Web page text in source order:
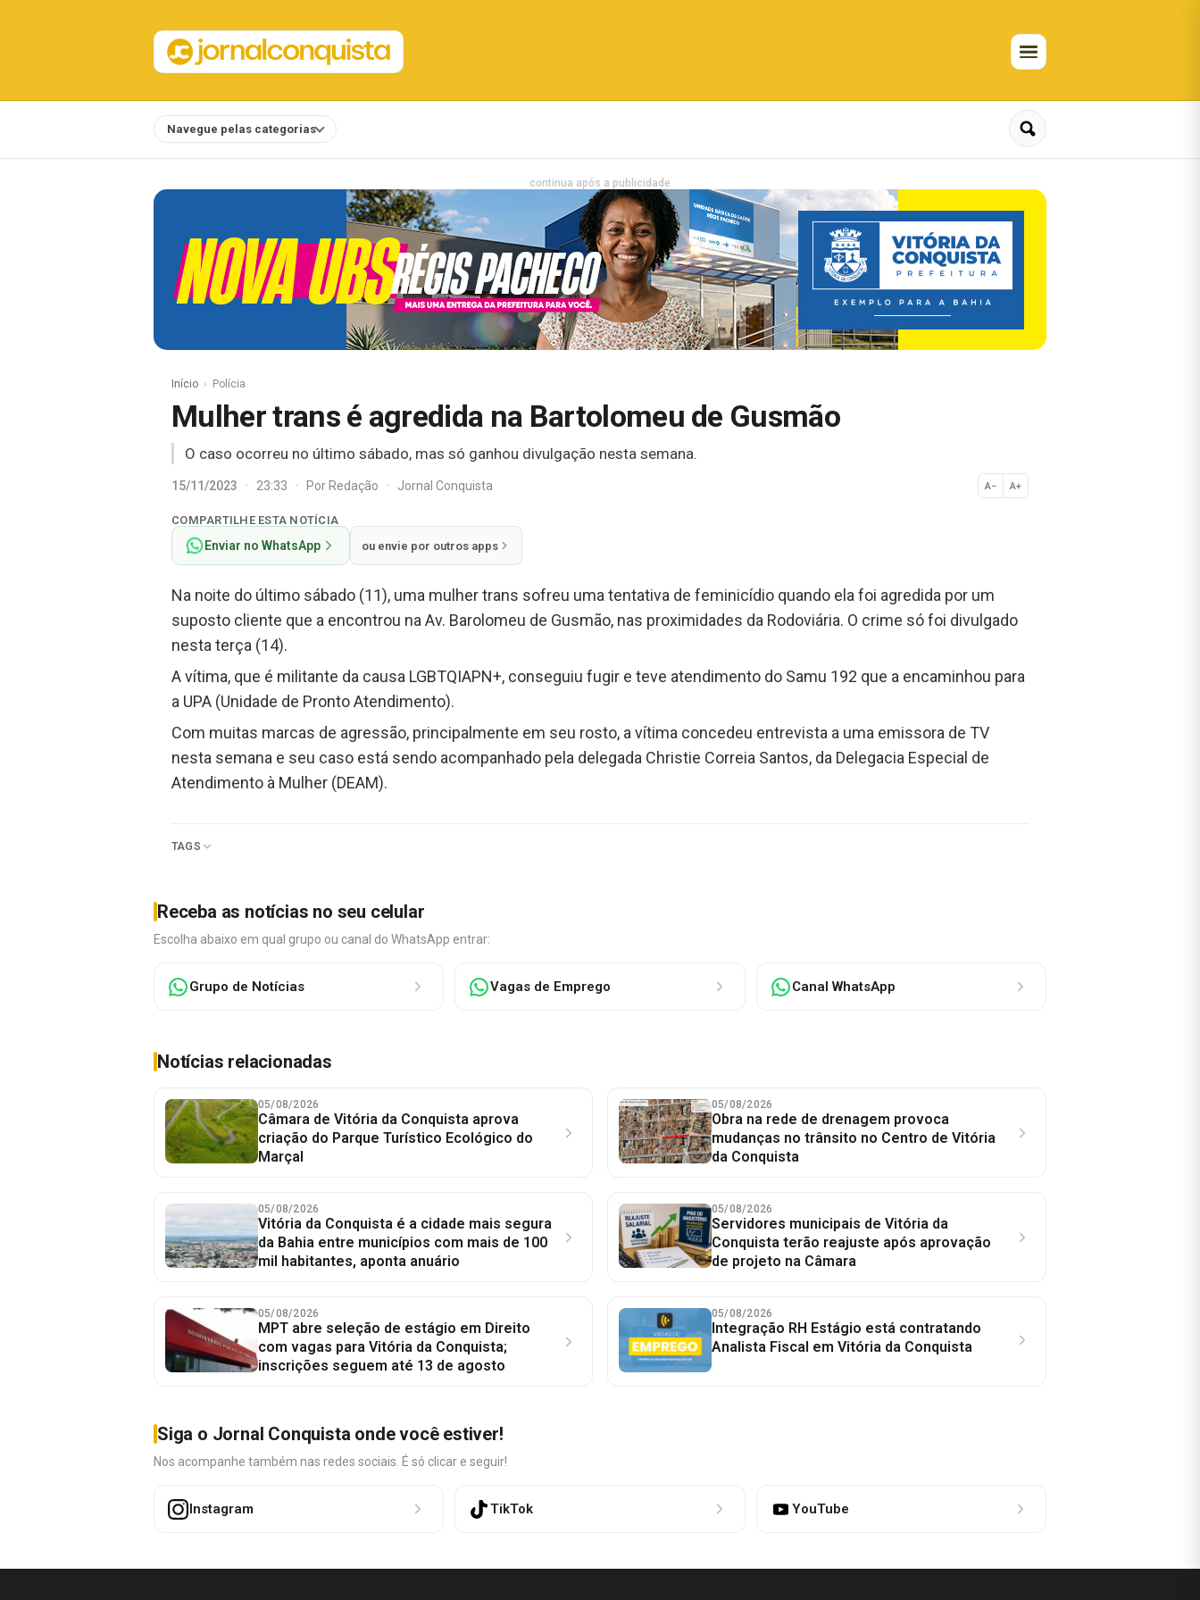
Navegue pelas categorias
continua após a publicidade
Início Polícia
Mulher trans é agredida na Bartolomeu de Gusmão
O caso ocorreu no último sábado, mas só ganhou divulgação nesta semana.
15/11/2023 · 23:33 · PorRedação · Jornal Conquista A− A+
Normal
COMPARTILHE ESTA NOTÍCIA
Enviar no WhatsApp ou envie por outros apps
Na noite do último sábado (11), uma mulher trans sofreu uma tentativa de feminicídio quando ela foi agredida por um
suposto cliente que a encontrou na Av. Barolomeu de Gusmão, nas proximidades da Rodoviária. O crime só foi divulgado
nesta terça (14).
A vítima, que é militante da causa LGBTQIAPN+, conseguiu fugir e teve atendimento do Samu 192 que a encaminhou para
a UPA (Unidade de Pronto Atendimento).
Com muitas marcas de agressão, principalmente em seu rosto, a vítima concedeu entrevista a uma emissora de TV
nesta semana e seu caso está sendo acompanhado pela delegada Christie Correia Santos, da Delegacia Especial de
Atendimento à Mulher (DEAM).
TAGS
Receba as notícias no seu celular
Escolha abaixo em qual grupo ou canal do WhatsApp entrar:
Grupo de Notícias Vagas de Emprego Canal WhatsApp
Notícias relacionadas
05/08/2026
Câmara de Vitória da Conquista aprova
criação do Parque Turístico Ecológico do
Marçal
05/08/2026
Obra na rede de drenagem provoca
mudanças no trânsito no Centro de Vitória
da Conquista
05/08/2026
Vitória da Conquista é a cidade mais segura
da Bahia entre municípios com mais de 100
mil habitantes, aponta anuário
05/08/2026
Servidores municipais de Vitória da
Conquista terão reajuste após aprovação
de projeto na Câmara
05/08/2026
MPT abre seleção de estágio em Direito
com vagas para Vitória da Conquista;
inscrições seguem até 13 de agosto
05/08/2026
Integração RH Estágio está contratando
Analista Fiscal em Vitória da Conquista
Siga o Jornal Conquista onde você estiver!
Nos acompanhe também nas redes sociais. É só clicar e seguir!
Instagram TikTok YouTube